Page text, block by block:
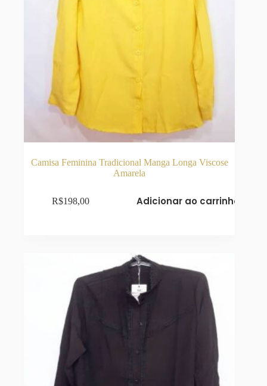
Camisa Feminina Tradicional Manga Longa Viscose
Amarela
R$198,00 Adicionar ao carrinho